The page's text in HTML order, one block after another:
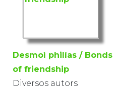
Desmoì philías / Bonds
of friendship
Diversos autors